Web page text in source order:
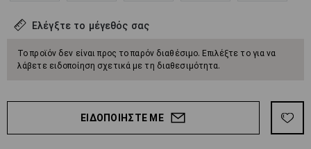
Ελέγξτε το μέγεθός σας
Το προϊόν δεν είναι προς το παρόν διαθέσιμο. Επιλέξτε το για να
λάβετε ειδοποίηση σχετικά με τη διαθεσιμότητα.
ΕΙΔΟΠΟΙΉΣΤΕ ΜΕ